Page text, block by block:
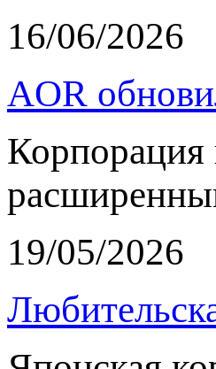
16/06/2026
AOR
Корпорация
19/05/2026